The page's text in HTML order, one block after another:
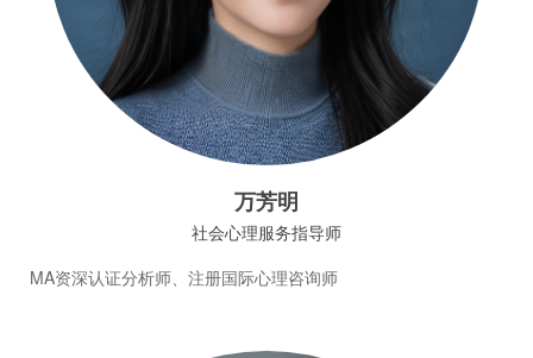
万芳明
社会心理服务指导师
MA资深认证分析师、注册国际心理咨询师